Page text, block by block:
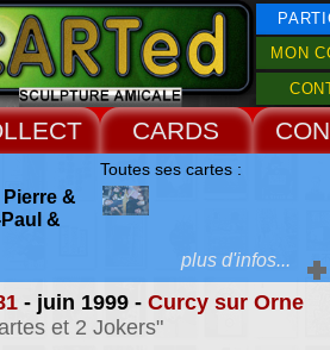
MON
CARDS
- juin 1999 - Curcy sur Orne
et 2 Jokers"
&
&
Toutes ses cartes :
Familiari •Michel Gerson
plus d'infos...